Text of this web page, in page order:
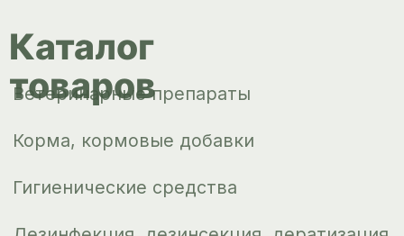
Инкубация
Доставка и
оплата